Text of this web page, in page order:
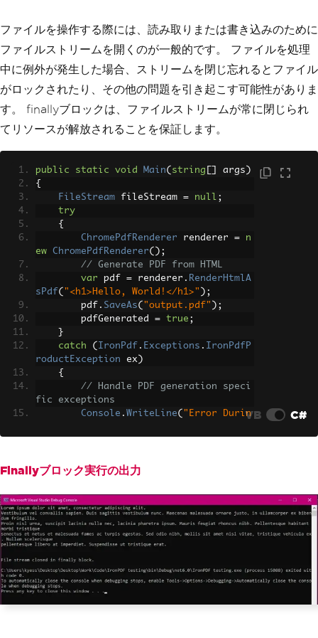
ファイルを操作する際には、読み取りまたは書き込みのために
ファイルストリームを開くのが一般的です。 ファイルを処理
中に例外が発生した場合、ストリームを閉じ忘れるとファイル
がロックされたり、その他の問題を引き起こす可能性がありま
す。 finallyブロックは、ファイルストリームが常に閉じられ
てリソースが解放されることを保証します。
public static void Main( string args )
{
FileStream fileStream = null ;
try
{
ChromePdfRenderer renderer =
n
ew
ChromePdfRenderer();
// Generate PDF from HTML
var pdf = renderer . RenderHtmlA
sPdf( "<h1>Hello, World!</h1>" );
        pdf
. SaveAs( "output.pdf" );
        pdfGenerated
= true ;
}
catch
( IronPdf . Exceptions . IronPdfP
roductException ex )
{
// Handle PDF generation speci
fic exceptions
Console . WriteLine( "Error Durin
{
o avoid any unhandled exception issues
Console.WriteLine("An unexpect
ed error occurred: "
+ ex .Message);
}
finally
{
// Cleanup resources if necess
ary
if
(fileStream != null)
VB C#
Finallyブロック実行の出力